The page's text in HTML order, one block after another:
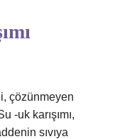
çözünmeyen
-uk karışımı,
sıvıya